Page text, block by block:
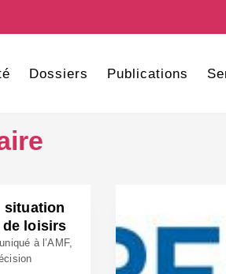
Dossiers Publications
situation
de loisirs
à l’AMF,